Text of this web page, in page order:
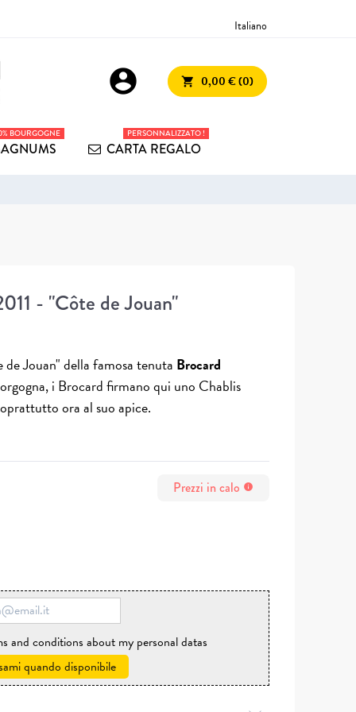
Italiano
account_circle shopping_cart 0,00 € (0)
BOURGOGNE
CARTA REGALO
PERSONNALIZZATO !
- "Côte de Jouan"
Jouan" della famosa tenuta Brocard
i Brocard firmano qui uno Chablis
ora al suo apice.
Prezzi in calo info
and conditions about my personal datas
quando disponibile